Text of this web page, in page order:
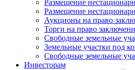
Размещение
Размещение
Аукционы на право
Торги на право
Свободные земельные
Земельные участки под
Свободные земельные
Инвесторам